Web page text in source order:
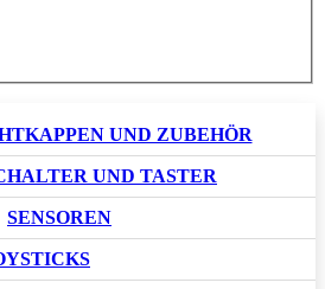
UND ZUBEHÖR
UND TASTER
SENSOREN